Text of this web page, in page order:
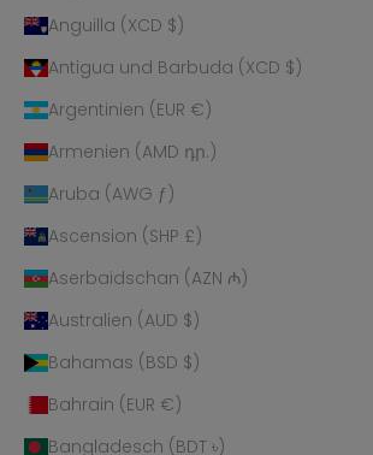
Anguilla (XCD $)
Antigua und Barbuda (XCD $)
Argentinien (EUR €)
Armenien (AMD դր.)
Aruba (AWG ƒ)
Ascension (SHP £)
Aserbaidschan (AZN ₼)
Australien (AUD $)
Bahamas (BSD $)
Bahrain (EUR €)
Bangladesch (BDT ৳)